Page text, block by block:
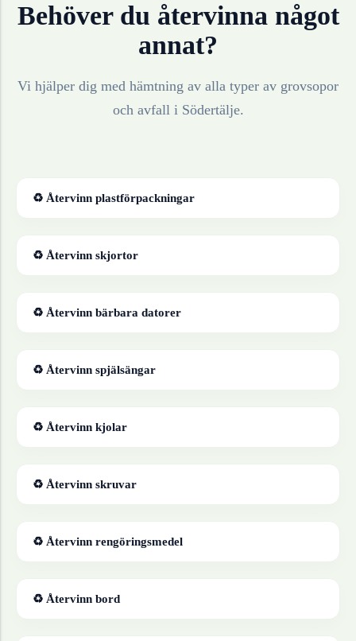
Behöver du återvinna något
annat?
Vi hjälper dig med hämtning av alla typer av grovsopor
och avfall i Södertälje.
♻ Återvinn plastförpackningar
♻ Återvinn skjortor
♻ Återvinn bärbara datorer
♻ Återvinn spjälsängar
♻ Återvinn kjolar
♻ Återvinn skruvar
♻ Återvinn rengöringsmedel
♻ Återvinn bord